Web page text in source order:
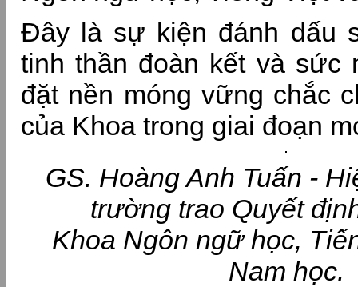
Đây là sự kiện đánh dấu
tinh thần đoàn kết và sức
đặt nền móng vững chắc
của Khoa trong giai đoạn
GS. Hoàng Anh Tuấn -
trường trao Quyết
Khoa Ngôn ngữ học,
Nam học.